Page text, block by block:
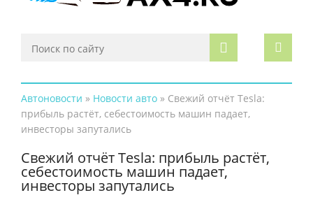
Автоновости » Новости авто » Свежий отчёт Tesla:
прибыль растёт, себестоимость машин падает,
инвесторы запутались
Свежий отчёт Tesla: прибыль растёт,
себестоимость машин падает,
инвесторы запутались